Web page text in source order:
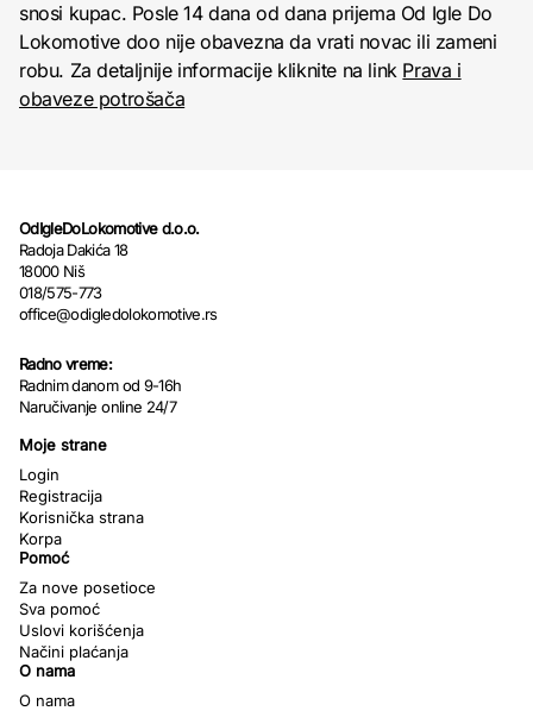
snosi kupac. Posle 14 dana od dana prijema Od Igle Do
Lokomotive doo nije obavezna da vrati novac ili zameni
robu. Za detaljnije informacije kliknite na link Prava i
obaveze potrošača
OdIgleDoLokomotive d.o.o.
Radoja Dakića 18
18000 Niš
018/575-773
office@odigledolokomotive.rs
Radno vreme:
Radnim danom od 9-16h
Naručivanje online 24/7
Moje strane
Login
Registracija
Korisnička strana
Korpa
Pomoć
Za nove posetioce
Sva pomoć
Uslovi korišćenja
Načini plaćanja
O nama
O nama